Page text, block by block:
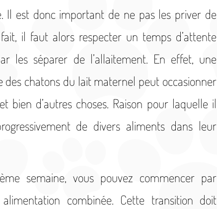
Il est donc important de ne pas les priver de
il faut alors respecter un temps d’attente
les séparer de l’allaitement. En effet, une
des chatons du lait maternel peut occasionner
bien d’autres choses. Raison pour laquelle il
de divers aliments dans leur
semaine, vous pouvez commencer par
combinée. Cette transition doit